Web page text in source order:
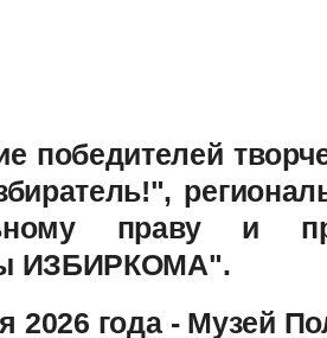
победителей
праву и
ИЗБИРКОМА".
2026 года - Музей